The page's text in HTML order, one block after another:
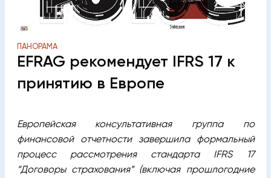
ПАНОРАМА
EFRAG рекомендует IFRS 17 к
принятию в Европе
Европейская консультативная группа по
финансовой отчетности завершила формальный
процесс рассмотрения стандарта IFRS 17
“Договоры страхования” (включая прошлогодние